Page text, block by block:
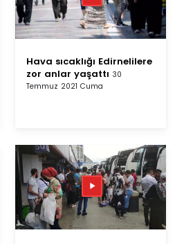
Hava sıcaklığı Edirnelilere
zor anlar yaşattı 30
Temmuz 2021 Cuma